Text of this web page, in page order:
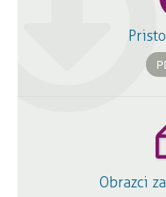
Obrazci